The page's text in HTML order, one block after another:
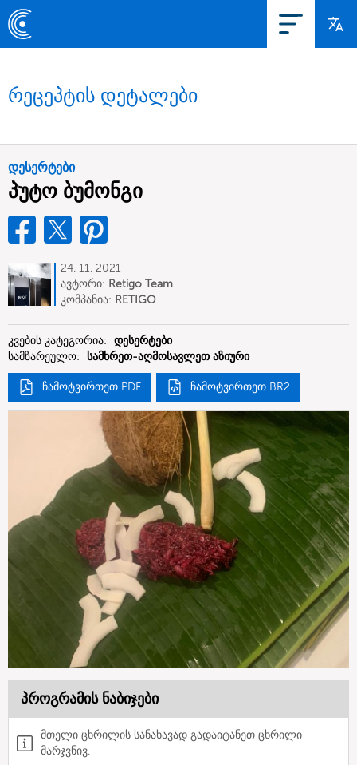
რეცეპტის დეტალები
დესერტები
პუტო ბუმონგი
24. 11. 2021
ავტორი: Retigo Team
Deutschland
კომპანია: RETIGO
კვების კატეგორია: დესერტები
სამზარეულო: სამხრეთ-აღმოსავლეთ აზიური
ჩამოტვირთეთ PDF ჩამოტვირთეთ BR2
პროგრამის ნაბიჯები
მთელი ცხრილის სანახავად გადაიტანეთ ცხრილი
მარჯვნივ.